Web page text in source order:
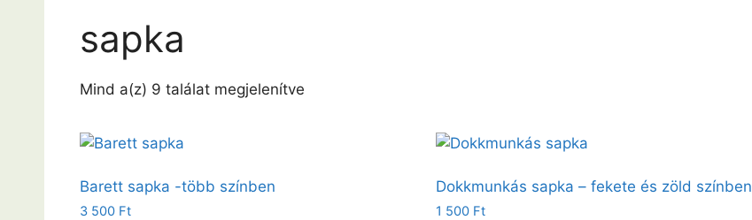
sapka
Mind a(z) 9 találat megjelenítve
Barett sapka -több színben
3 500 Ft
Dokkmunkás sapka – fekete és zöld színben
1 500 Ft